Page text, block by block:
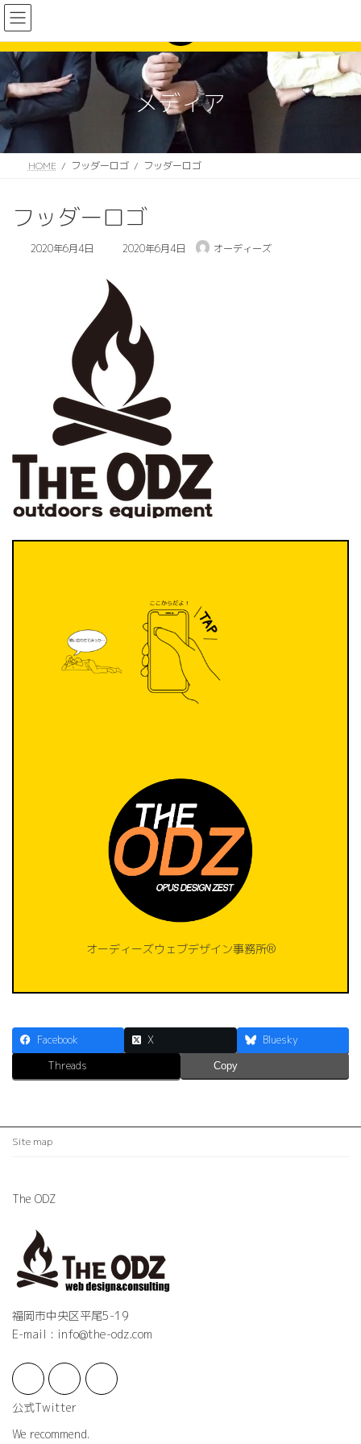
コ
ン
テ
ン
へ
ス
キ
ッ
プ
ナ
ビ
ゲ
ー
ョ
ン
に
移
動
メディア
HOME フッダーロゴ フッダーロゴ
フッダーロゴ
2020年6月4日
最
日
時
2020年6月4日 オーディーズ
オーディーズウェブデザイン事務所®️
Facebook X
Bluesky
Threads
Copy
Site map
The ODZ
福岡市中央区平尾5-19
E-mail : info@the-odz.com
公式Twitter
We recommend.